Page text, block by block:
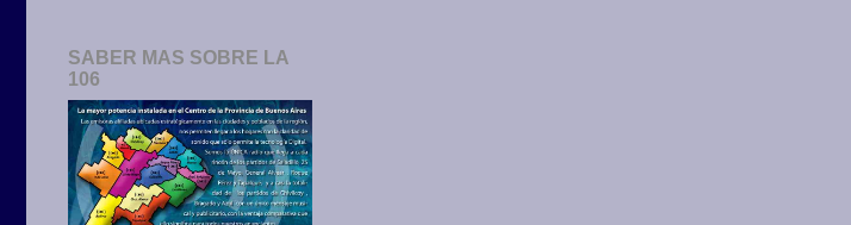
SABER MAS SOBRE LA
106